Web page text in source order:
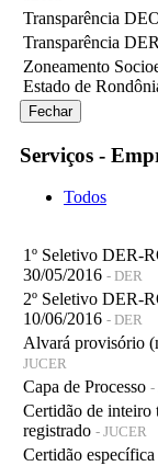
Transparência
Transparência
Zoneamento
Estado de
Fechar
Serviços -
Todos
1º Seletivo DER-
30/05/2016 - DER
2º Seletivo DER-
10/06/2016 - DER
Alvará provisório
JUCER
Capa de Processo -
Certidão de inteiro
registrado - JUCER
Certidão específica